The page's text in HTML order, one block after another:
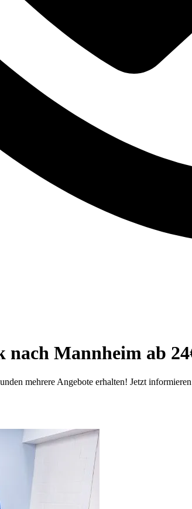
Mannheim ab
mehrere Angebote erhalten! Jetzt